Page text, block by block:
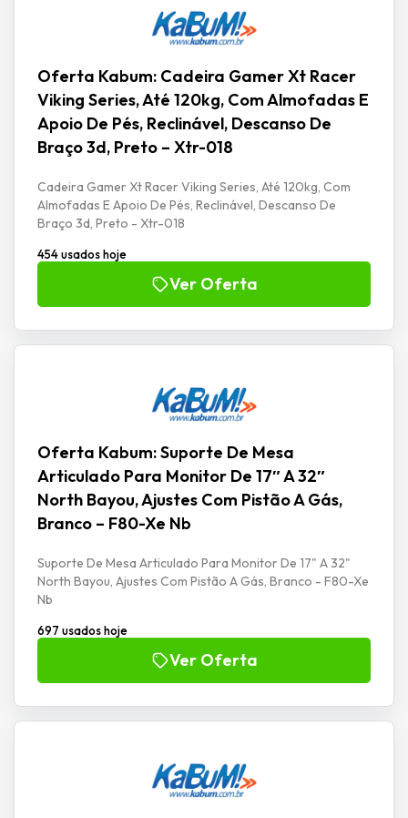
Oferta Kabum: Cadeira Gamer Xt Racer
Viking Series, Até 120kg, Com Almofadas E
Apoio De Pés, Reclinável, Descanso De
Braço 3d, Preto – Xtr-018
Cadeira Gamer Xt Racer Viking Series, Até 120kg, Com
Almofadas E Apoio De Pés, Reclinável, Descanso De
Braço 3d, Preto - Xtr-018
454 usados hoje
Ver Oferta
Oferta Kabum: Suporte De Mesa
Articulado Para Monitor De 17″ A 32″
North Bayou, Ajustes Com Pistão A Gás,
Branco – F80-Xe Nb
Suporte De Mesa Articulado Para Monitor De 17" A 32"
North Bayou, Ajustes Com Pistão A Gás, Branco - F80-Xe
Nb
697 usados hoje
Ver Oferta